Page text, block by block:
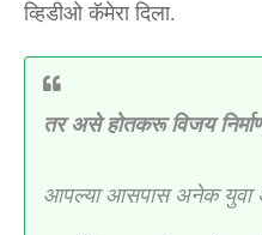
व्हिडीओ कॅमेरा दिला.
तर असे होतकरू विजय
आपल्या आसपास अनेक युवा